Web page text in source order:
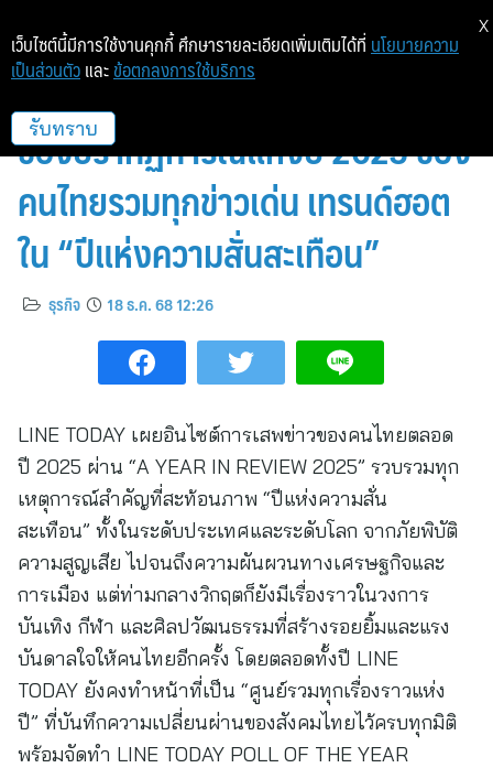
LINE TODAY ชวนย้อนมองที่สุด
ของปรากฏการณ์แห่งปี 2025 ของ
คนไทยรวมทุกข่าวเด่น เทรนด์ฮอต
ใน “ปีแห่งความสั่นสะเทือน”
ธุรกิจ 18 ธ.ค. 68 12:26
LINE TODAY เผยอินไซต์การเสพข่าวของคนไทยตลอด
ปี 2025 ผ่าน “A YEAR IN REVIEW 2025” รวบรวมทุก
เหตุการณ์สำคัญที่สะท้อนภาพ “ปีแห่งความสั่น
สะเทือน” ทั้งในระดับประเทศและระดับโลก จากภัยพิบัติ
ความสูญเสีย ไปจนถึงความผันผวนทางเศรษฐกิจและ
การเมือง แต่ท่ามกลางวิกฤตก็ยังมีเรื่องราวในวงการ
บันเทิง กีฬา และศิลปวัฒนธรรมที่สร้างรอยยิ้มและแรง
บันดาลใจให้คนไทยอีกครั้ง โดยตลอดทั้งปี LINE
TODAY ยังคงทำหน้าที่เป็น “ศูนย์รวมทุกเรื่องราวแห่ง
ปี” ที่บันทึกความเปลี่ยนผ่านของสังคมไทยไว้ครบทุกมิติ
พร้อมจัดทำ LINE TODAY POLL OF THE YEAR
เว็บไซต์นี้มีการใช้งานคุกกี้ ศึกษารายละเอียดเพิ่มเติมได้ที่ นโยบายความ
เป็นส่วนตัว และ ข้อตกลงการใช้บริการ
รับทราบ
X